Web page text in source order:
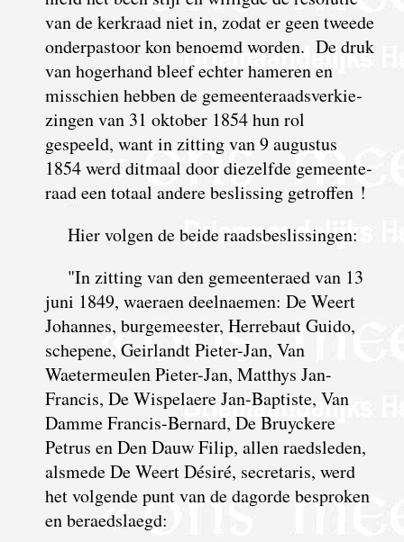
van de kerkraad niet in, zodat er geen tweede
onder­pastoor kon benoemd worden. De druk
van hogerhand bleef echter hameren en
misschien hebben de gemeente­raads­verkie­
zingen van 31 oktober 1854 hun rol
gespeeld, want in zitting van 9 augustus
1854 werd ditmaal door diezelfde gemeente­
raad een totaal andere beslissing getroffen !
Hier volgen de beide raadsbeslissingen:
"In zitting van den gemeenteraed van 13
juni 1849, waeraen deelnaemen: De Weert
Johannes, burgemeester, Herrebaut Guido,
schepene, Geirlandt Pieter-Jan, Van
Waetermeulen Pieter-Jan, Matthys Jan-
Francis, De Wispelaere Jan-Baptiste, Van
Damme Francis-Bernard, De Bruyckere
Petrus en Den Dauw Filip, allen raedsleden,
alsmede De Weert Désiré, secretaris, werd
het volgende punt van de dagorde besproken
en beraedslaegd: